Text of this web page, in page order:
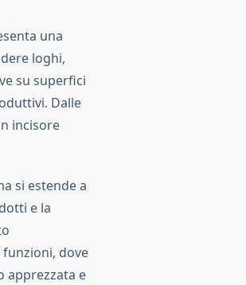
una
loghi,
su superfici
Dalle
incisore
si estende a
e la
dove
apprezzata e